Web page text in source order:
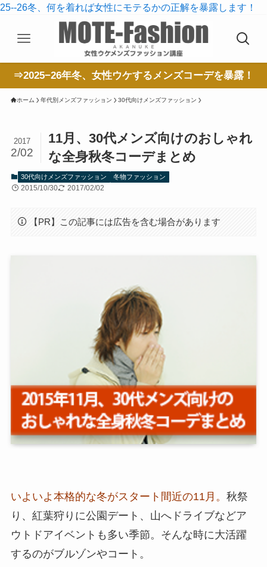
25--26冬、何を着れば女性にモテるかの正解を暴露します！
⇒2025−26年冬、女性ウケするメンズコーデを暴露！
ホーム 年代別メンズファッション 30代向けメンズファッション
11月、30代メンズ向けのおしゃれ
な全身秋冬コーデまとめ
2017
2/02
30代向けメンズファッション 冬物ファッション
2015/10/30 2017/02/02
【PR】この記事には広告を含む場合があります
いよいよ本格的な冬がスタート間近の11月。 秋祭
り、紅葉狩りに公園デート、山へドライブなどア
ウトドアイベントも多い季節。そんな時に大活躍
するのがブルゾンやコート。